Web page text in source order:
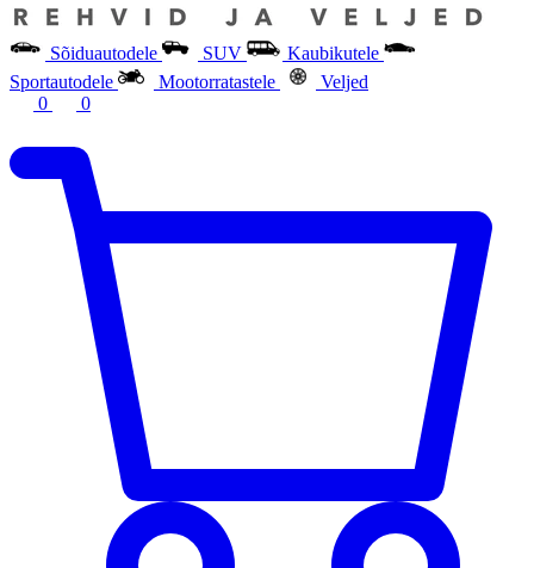
Sõiduautodele SUV
Kaubikutele
Sportautodele
Mootorratastele
Veljed
0
0